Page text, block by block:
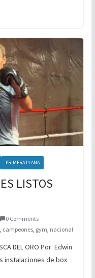
PRIMERA PLANA
LISTOS
0 Comments
, campeones, gym, nacional
DEL ORO Por: Edwin
instalaciones de box